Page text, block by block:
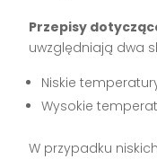
Przepisy
uwzględniają dwa
Niskie
Wysokie
W przypadku